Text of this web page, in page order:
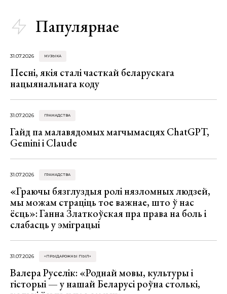
Папулярнае
31.07.2026 МУЗЫКА
Песні, якія сталі часткай беларускага
нацыянальнага коду
31.07.2026 ГРАМАДСТВА
Гайд па малавядомых магчымасцях ChatGPT,
Gemini і Claude
31.07.2026 ГРАМАДСТВА
«Граючы бязглуздыя ролі нязломных людзей,
мы можам страціць тое важнае, што ў нас
ёсць»: Ганна Златкоўская пра права на боль і
слабасць у эміграцыі
31.07.2026 «ПРЫДАРОЖНЫ ПЫЛ»
Валера Руселік: «Роднай мовы, культуры і
гісторыі — у нашай Беларусі роўна столькі,